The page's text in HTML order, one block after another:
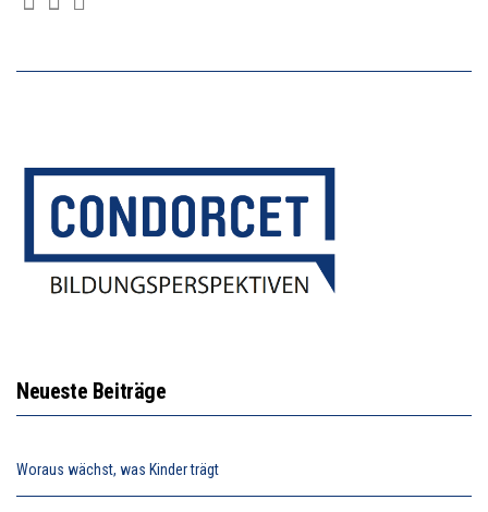
Neueste Beiträge
Woraus wächst, was Kinder trägt